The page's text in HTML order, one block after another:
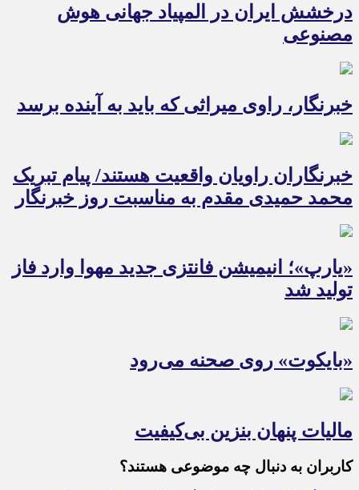
درخشش ایران در المپیاد جهانی هوش
مصنوعی
خبرنگار، راوی میراثی که باید به آینده برسد
خبرنگاران راویان واقعیت هستند/ پیام تبریک
محمد حمیدی مقدم به مناسبت روز خبرنگار
«یارپ»؛ انیمیشن فانتزی جدید مهوا وارد فاز
تولید شد
«بایکوت» روی صحنه می‌رود
مالیات پنهان بنزین بی‌کیفیت
کاربران به دنبال چه موضوعی هستند؟